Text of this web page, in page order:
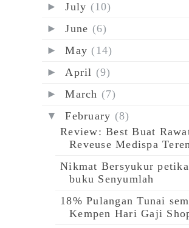
►July (10)
►June (6)
►May (14)
►April (9)
►March (7)
▼February (8)
Review: Best Buat
Reveuse Medispa
Nikmat Bersyukur
buku Senyumlah
18% Pulangan Tunai
Kempen Hari Gaji